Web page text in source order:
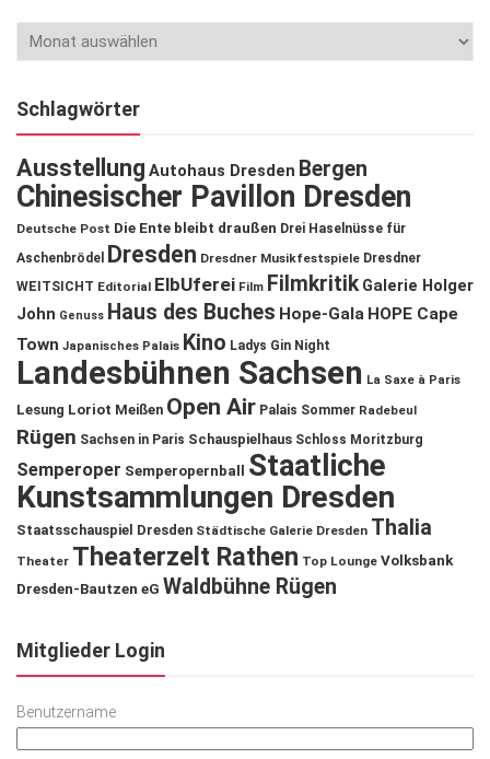
Schlagwörter
Ausstellung Autohaus Dresden Bergen
Chinesischer Pavillon Dresden
Deutsche Post Die Ente bleibt draußen Drei Haselnüsse für
Aschenbrödel
Dresden Dresdner Musikfestspiele Dresdner
WEITSICHT Editorial ElbUferei Film Filmkritik Galerie Holger
John Genuss Haus des Buches Hope-Gala HOPE Cape
Town Japanisches Palais Kino Ladys Gin Night
Landesbühnen Sachsen La Saxe à Paris
Lesung Loriot Meißen Open Air Palais Sommer Radebeul
Rügen Sachsen in Paris Schauspielhaus Schloss Moritzburg
Semperoper Semperopernball
Staatliche
Kunstsammlungen Dresden
Staatsschauspiel Dresden Städtische Galerie Dresden Thalia
Theater Theaterzelt Rathen Top Lounge Volksbank
Dresden-Bautzen eG Waldbühne Rügen
Mitglieder Login
Benutzername